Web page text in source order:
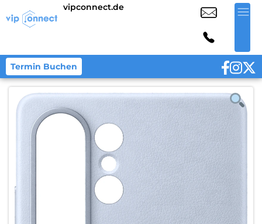
vipconnect.de
Termin Buchen